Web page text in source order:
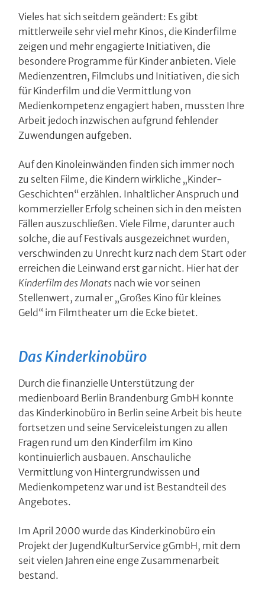
Vieles hat sich seitdem geändert: Es gibt
mittlerweile sehr viel mehr Kinos, die Kinderfilme
zeigen und mehr engagierte Initiativen, die
besondere Programme für Kinder anbieten. Viele
Medienzentren, Filmclubs und Initiativen, die sich
für Kinderfilm und die Vermittlung von
Medienkompetenz engagiert haben, mussten Ihre
Arbeit jedoch inzwischen aufgrund fehlender
Zuwendungen aufgeben.
Auf den Kinoleinwänden finden sich immer noch
zu selten Filme, die Kindern wirkliche „Kinder-
Geschichten“ erzählen. Inhaltlicher Anspruch und
kommerzieller Erfolg scheinen sich in den meisten
Fällen auszuschließen. Viele Filme, darunter auch
solche, die auf Festivals ausgezeichnet wurden,
verschwinden zu Unrecht kurz nach dem Start oder
erreichen die Leinwand erst gar nicht. Hier hat der
Kinderfilm des Monats nach wie vor seinen
Stellenwert, zumal er „Großes Kino für kleines
Geld“ im Filmtheater um die Ecke bietet.
Das Kinderkinobüro
Durch die finanzielle Unterstützung der
medienboard Berlin Brandenburg GmbH konnte
das Kinderkinobüro in Berlin seine Arbeit bis heute
fortsetzen und seine Serviceleistungen zu allen
Fragen rund um den Kinderfilm im Kino
kontinuierlich ausbauen. Anschauliche
Vermittlung von Hintergrundwissen und
Medienkompetenz war und ist Bestandteil des
Angebotes.
Im April 2000 wurde das Kinderkinobüro ein
Projekt der JugendKulturService gGmbH, mit dem
seit vielen Jahren eine enge Zusammenarbeit
bestand.